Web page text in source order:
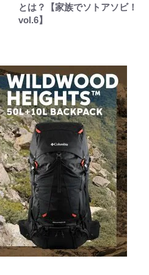
とは？【家族でソトアソビ！
vol.6】